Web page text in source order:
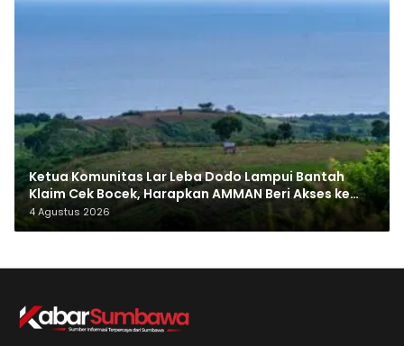
Ketua Komunitas Lar Leba Dodo Lampui Bantah
Klaim Cek Bocek, Harapkan AMMAN Beri Akses ke
Makam Leluhur
4 Agustus 2026